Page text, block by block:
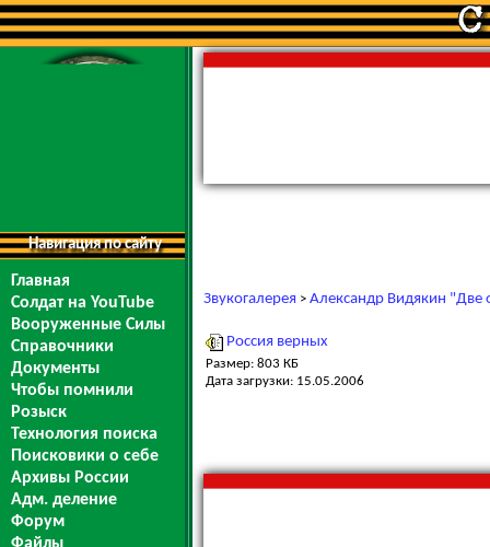
Навигация по сайту
Главная
Солдат на YouTube
Вооруженные Силы
Справочники
Документы
Чтобы помнили
Розыск
Технология поиска
Поисковики о себе
Архивы России
Адм. деление
Форум
Звукогалерея > Александр Видякин "Две
Россия верных
Размер: 803 КБ
Дата загрузки: 15.05.2006